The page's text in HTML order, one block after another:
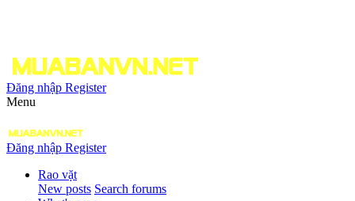
Đăng nhập Register
Menu
Đăng nhập Register
Rao vặt
New posts Search forums